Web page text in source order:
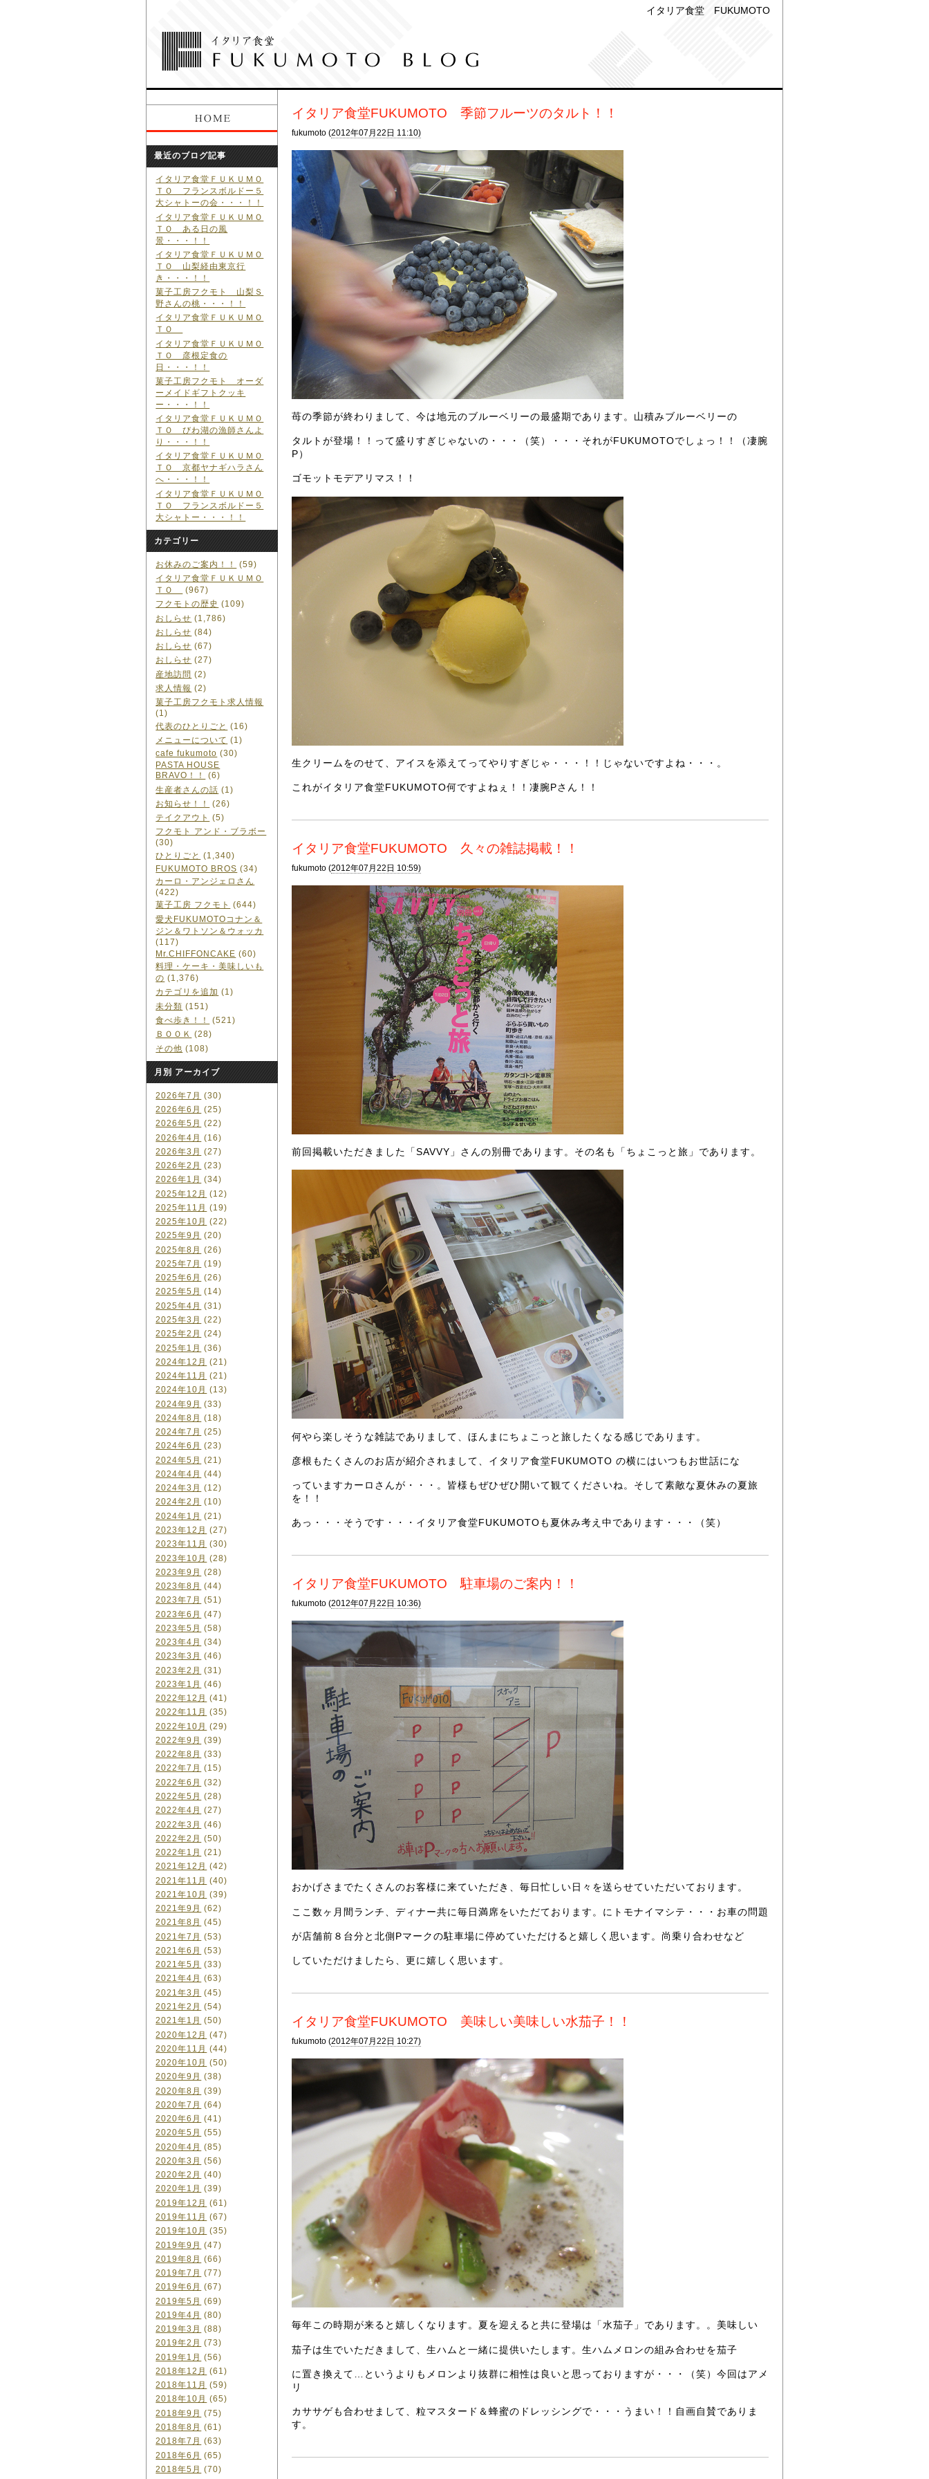
イタリア食堂 FUKUMOTO
イタリア食堂FUKUMOTO 季節フルーツのタルト！！
fukumoto (2012年07月22日 11:10)
苺の季節が終わりまして、今は地元のブルーベリーの最盛期であります。山積みブルーベリーの
タルトが登場！！って盛りすぎじゃないの・・・（笑）・・・それがFUKUMOTOでしょっ！！（凄腕
P）
ゴモットモデアリマス！！
生クリームをのせて、アイスを添えてってやりすぎじゃ・・・！！じゃないですよね・・・。
これがイタリア食堂FUKUMOTO何ですよねぇ！！凄腕Pさん！！
イタリア食堂FUKUMOTO 久々の雑誌掲載！！
fukumoto (2012年07月22日 10:59)
前回掲載いただきました「SAVVY」さんの別冊であります。その名も「ちょこっと旅」であります。
何やら楽しそうな雑誌でありまして、ほんまにちょこっと旅したくなる感じであります。
彦根もたくさんのお店が紹介されまして、イタリア食堂FUKUMOTO の横にはいつもお世話にな
っていますカーロさんが・・・。皆様もぜひぜひ開いて観てくださいね。そして素敵な夏休みの夏旅
を！！
あっ・・・そうです・・・イタリア食堂FUKUMOTOも夏休み考え中であります・・・（笑）
イタリア食堂FUKUMOTO 駐車場のご案内！！
fukumoto (2012年07月22日 10:36)
おかげさまでたくさんのお客様に来ていただき、毎日忙しい日々を送らせていただいております。
ここ数ヶ月間ランチ、ディナー共に毎日満席をいただております。にトモナイマシテ・・・お車の問題
が店舗前８台分と北側Pマークの駐車場に停めていただけると嬉しく思います。尚乗り合わせなど
していただけましたら、更に嬉しく思います。
イタリア食堂FUKUMOTO 美味しい美味しい水茄子！！
fukumoto (2012年07月22日 10:27)
毎年この時期が来ると嬉しくなります。夏を迎えると共に登場は「水茄子」であります。。美味しい
茄子は生でいただきまして、生ハムと一緒に提供いたします。生ハムメロンの組み合わせを茄子
に置き換えて…というよりもメロンより抜群に相性は良いと思っておりますが・・・（笑）今回はアメ
リ
カササゲも合わせまして、粒マスタード＆蜂蜜のドレッシングで・・・うまい！！自画自賛でありま
す。
最近のブログ記事
イタリア食堂ＦＵＫＵＭＯ
ＴＯ フランスボルドー５
大シャトーの会・・・！！
イタリア食堂ＦＵＫＵＭＯ
ＴＯ ある日の風
景・・・！！
イタリア食堂ＦＵＫＵＭＯ
ＴＯ 山梨経由東京行
き・・・！！
菓子工房フクモト 山梨Ｓ
野さんの桃・・・！！
イタリア食堂ＦＵＫＵＭＯ
ＴＯ
イタリア食堂ＦＵＫＵＭＯ
ＴＯ 彦根定食の
日・・・！！
菓子工房フクモト オーダ
ーメイドギフトクッキ
ー・・・！！
イタリア食堂ＦＵＫＵＭＯ
ＴＯ びわ湖の漁師さんよ
り・・・！！
イタリア食堂ＦＵＫＵＭＯ
ＴＯ 京都ヤナギハラさん
へ・・・！！
イタリア食堂ＦＵＫＵＭＯ
ＴＯ フランスボルドー５
大シャトー・・・！！
カテゴリー
お休みのご案内！！
(59)
イタリア食堂ＦＵＫＵＭＯ
ＴＯ
(967)
フクモトの歴史 (109)
おしらせ (1,786)
おしらせ (84)
おしらせ (67)
おしらせ (27)
産地訪問 (2)
求人情報 (2)
菓子工房フクモト求人情報
(1)
代表のひとりごと (16)
メニューについて (1)
cafe fukumoto (30)
PASTA HOUSE
BRAVO！！
(6)
生産者さんの話 (1)
お知らせ！！
(26)
テイクアウト (5)
フクモト アンド・ブラボー
(30)
ひとりごと (1,340)
FUKUMOTO BROS (34)
カーロ・アンジェロさん
(422)
菓子工房 フクモト (644)
愛犬FUKUMOTOコナン＆
ジン＆ワトソン＆ウォッカ
(117)
Mr.CHIFFONCAKE (60)
料理・ケーキ・美味しいも
の (1,376)
カテゴリを追加 (1)
未分類 (151)
食べ歩き！！
(521)
ＢＯＯＫ (28)
その他 (108)
月別 アーカイブ
2026年7月 (30)
2026年6月 (25)
2026年5月 (22)
2026年4月 (16)
2026年3月 (27)
2026年2月 (23)
2026年1月 (34)
2025年12月 (12)
2025年11月 (19)
2025年10月 (22)
2025年9月 (20)
2025年8月 (26)
2025年7月 (19)
2025年6月 (26)
2025年5月 (14)
2025年4月 (31)
2025年3月 (22)
2025年2月 (24)
2025年1月 (36)
2024年12月 (21)
2024年11月 (21)
2024年10月 (13)
2024年9月 (33)
2024年8月 (18)
2024年7月 (25)
2024年6月 (23)
2024年5月 (21)
2024年4月 (44)
2024年3月 (12)
2024年2月 (10)
2024年1月 (21)
2023年12月 (27)
2023年11月 (30)
2023年10月 (28)
2023年9月 (28)
2023年8月 (44)
2023年7月 (51)
2023年6月 (47)
2023年5月 (58)
2023年4月 (34)
2023年3月 (46)
2023年2月 (31)
2023年1月 (46)
2022年12月 (41)
2022年11月 (35)
2022年10月 (29)
2022年9月 (39)
2022年8月 (33)
2022年7月 (15)
2022年6月 (32)
2022年5月 (28)
2022年4月 (27)
2022年3月 (46)
2022年2月 (50)
2022年1月 (21)
2021年12月 (42)
2021年11月 (40)
2021年10月 (39)
2021年9月 (62)
2021年8月 (45)
2021年7月 (53)
2021年6月 (53)
2021年5月 (33)
2021年4月 (63)
2021年3月 (45)
2021年2月 (54)
2021年1月 (50)
2020年12月 (47)
2020年11月 (44)
2020年10月 (50)
2020年9月 (38)
2020年8月 (39)
2020年7月 (64)
2020年6月 (41)
2020年5月 (55)
2020年4月 (85)
2020年3月 (56)
2020年2月 (40)
2020年1月 (39)
2019年12月 (61)
2019年11月 (67)
2019年10月 (35)
2019年9月 (47)
2019年8月 (66)
2019年7月 (77)
2019年6月 (67)
2019年5月 (69)
2019年4月 (80)
2019年3月 (88)
2019年2月 (73)
2019年1月 (56)
2018年12月 (61)
2018年11月 (59)
2018年10月 (65)
2018年9月 (75)
2018年8月 (61)
2018年7月 (63)
2018年6月 (65)
2018年5月 (70)